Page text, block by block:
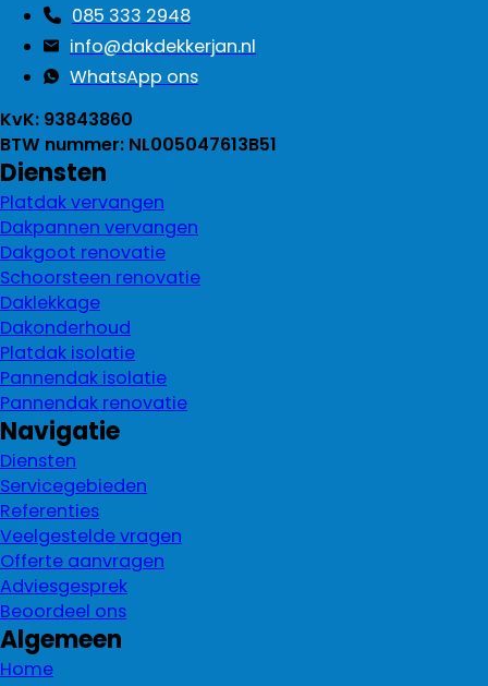
085 333 2948
info@dakdekkerjan.nl
WhatsApp ons
KvK: 93843860
BTW nummer: NL005047613B51
Diensten
Platdak vervangen
Dakpannen vervangen
Dakgoot renovatie
Schoorsteen renovatie
Daklekkage
Dakonderhoud
Platdak isolatie
Pannendak isolatie
Pannendak renovatie
Navigatie
Diensten
Servicegebieden
Referenties
Veelgestelde vragen
Offerte aanvragen
Adviesgesprek
Beoordeel ons
Algemeen
Home